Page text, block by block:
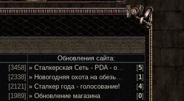
Обновления сайта:
[3458]
[2338]
[2121]
[1989]
» Сталкерская Сеть - PDA - обсуждение и предложения [5]
» Новогодняя охота на обезьян 2016!
[1]
» Сталкер года - голосование!
[4]
» Обновление магазина
[0]